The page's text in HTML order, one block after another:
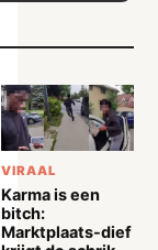
VIRAAL
Karma is een
bitch:
Marktplaats-dief